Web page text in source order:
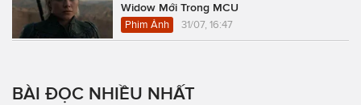
Widow Mới Trong MCU
Phim Ảnh 31/07, 16:47
BÀI ĐỌC NHIỀU NHẤT